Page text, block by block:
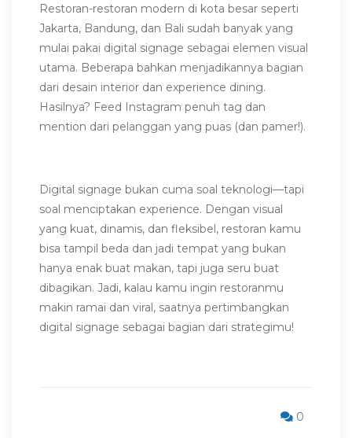
Restoran-restoran modern di kota besar seperti
Jakarta, Bandung, dan Bali sudah banyak yang
mulai pakai digital signage sebagai elemen visual
utama. Beberapa bahkan menjadikannya bagian
dari desain interior dan experience dining.
Hasilnya? Feed Instagram penuh tag dan
mention dari pelanggan yang puas (dan pamer!).
Digital signage bukan cuma soal teknologi—tapi
soal menciptakan experience. Dengan visual
yang kuat, dinamis, dan fleksibel, restoran kamu
bisa tampil beda dan jadi tempat yang bukan
hanya enak buat makan, tapi juga seru buat
dibagikan. Jadi, kalau kamu ingin restoranmu
makin ramai dan viral, saatnya pertimbangkan
digital signage sebagai bagian dari strategimu!
0